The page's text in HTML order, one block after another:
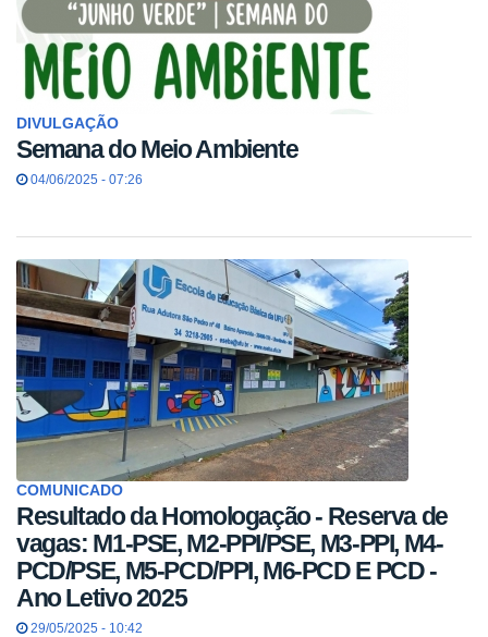
DIVULGAÇÃO
Semana do Meio Ambiente
04/06/2025 - 07:26
COMUNICADO
Resultado da Homologação - Reserva de
vagas: M1-PSE, M2-PPI/PSE, M3-PPI, M4-
PCD/PSE, M5-PCD/PPI, M6-PCD E PCD -
Ano Letivo 2025
29/05/2025 - 10:42